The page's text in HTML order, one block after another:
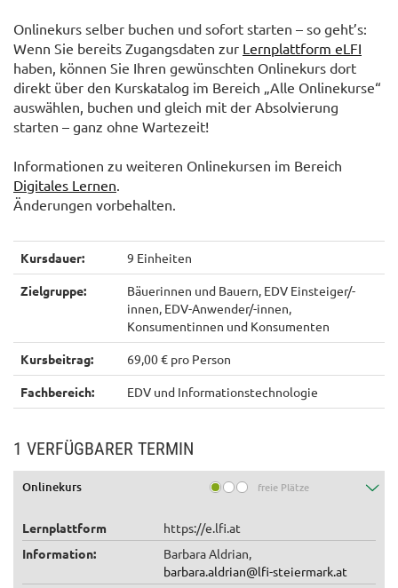
Onlinekurs selber buchen und sofort starten – so geht’s:
Wenn Sie bereits Zugangsdaten zur Lernplattform eLFI
haben, können Sie Ihren gewünschten Onlinekurs dort
direkt über den Kurskatalog im Bereich „Alle Onlinekurse“
auswählen, buchen und gleich mit der Absolvierung
starten – ganz ohne Wartezeit!
Informationen zu weiteren Onlinekursen im Bereich
Digitales Lernen.
Änderungen vorbehalten.
Kursdauer: 9 Einheiten
Zielgruppe:
Bäuerinnen und Bauern, EDV Einsteiger/-
innen, EDV-Anwender/-innen,
Konsumentinnen und Konsumenten
Kursbeitrag: 69,00 € pro Person
Fachbereich: EDV und Informationstechnologie
1 VERFÜGBARER TERMIN
Onlinekurs freie Plätze
Lernplattform
https://e.lfi.at
Information:
Barbara Aldrian,
barbara.aldrian@lfi-steiermark.at